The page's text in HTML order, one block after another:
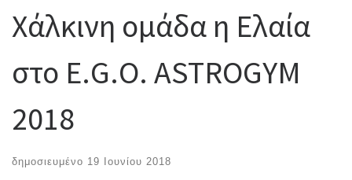
Χάλκινη ομάδα η Ελαία
στο E.G.O. ASTROGYM
2018
δημοσιευμένο 19 Ιουνίου 2018